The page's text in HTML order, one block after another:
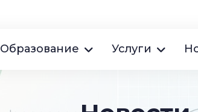
Образование Услуги